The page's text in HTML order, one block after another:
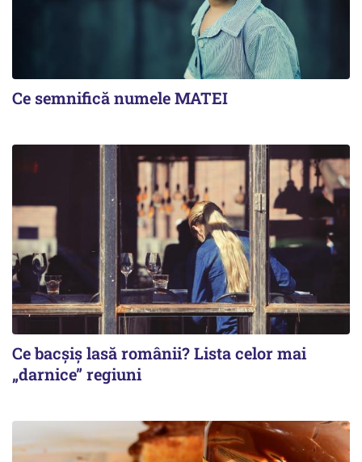
Ce semnifică numele MATEI
Ce bacșiș lasă românii? Lista celor mai
„darnice” regiuni